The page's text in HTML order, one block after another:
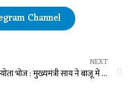
Channel
NEXT
न्योता भोज : मुख्यमंत्री साय ने बाजू में बैठे बच्चों को दी अपनी थाली की मिठाई…